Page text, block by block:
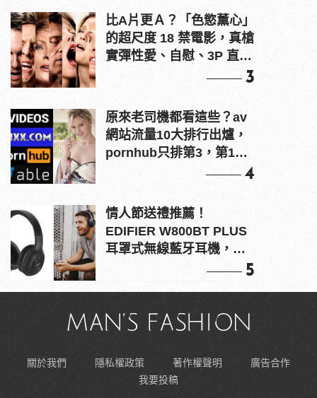
比A片更Ａ？「色慾薰心」
的超尺度 18 禁電影，真槍
實彈性愛、自慰、3P 直接
3
原來老司機都看這些？av
網站流量10大排行出爐，
pornhub只排第3，第1名
4
情人節送禮推薦！
EDIFIER W800BT PLUS
耳罩式無線藍牙耳機，在
5
關於我們 隱私權政策 著作權聲明
廣告合作
我要投稿